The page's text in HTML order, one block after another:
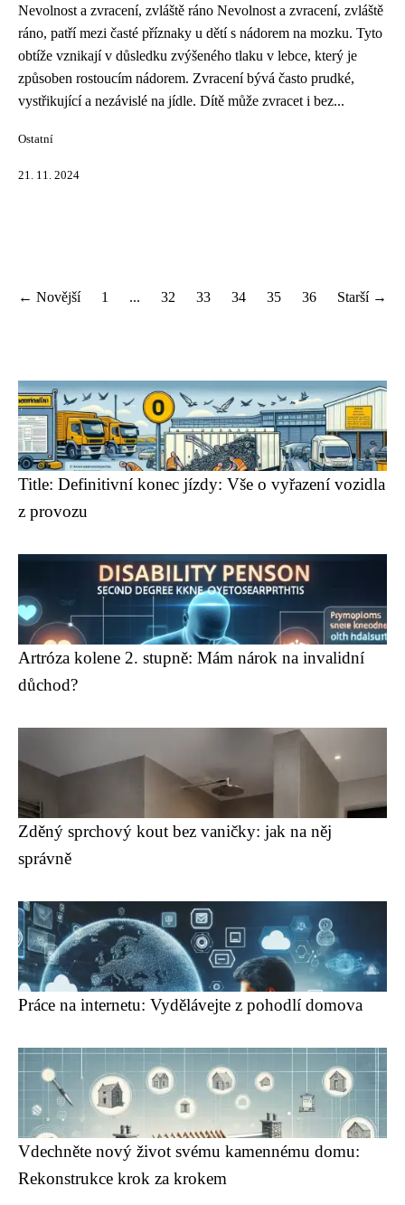
Nevolnost a zvracení, zvláště ráno Nevolnost a zvracení, zvláště
ráno, patří mezi časté příznaky u dětí s nádorem na mozku. Tyto
obtíže vznikají v důsledku zvýšeného tlaku v lebce, který je
způsoben rostoucím nádorem. Zvracení bývá často prudké,
vystřikující a nezávislé na jídle. Dítě může zvracet i bez...
Ostatní
21. 11. 2024
← Novější 1 ... 32 33 34 35 36 Starší →
Title: Definitivní konec jízdy: Vše o vyřazení vozidla
z provozu
Artróza kolene 2. stupně: Mám nárok na invalidní
důchod?
Zděný sprchový kout bez vaničky: jak na něj
správně
Práce na internetu: Vydělávejte z pohodlí domova
Vdechněte nový život svému kamennému domu:
Rekonstrukce krok za krokem